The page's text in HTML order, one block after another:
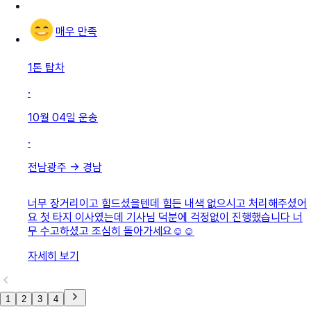
매우 만족
1톤 탑차
·
10월 04일 운송
·
전남광주 → 경남
너무 장거리이고 힘드셨을텐데 힘든 내색 없으시고 처리해주셨어
요 첫 타지 이사였는데 기사님 덕분에 걱정없이 진행했습니다 너
무 수고하셨고 조심히 돌아가세요☺️☺️
자세히 보기
1 2 3 4